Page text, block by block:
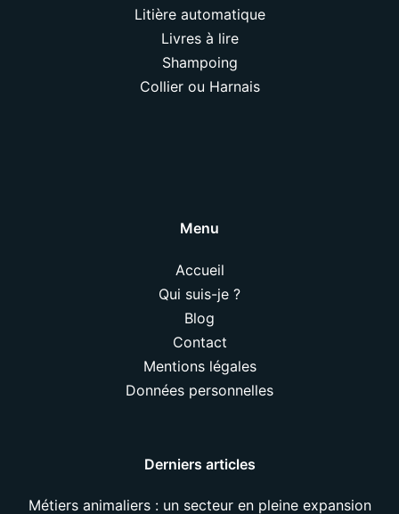
Litière automatique
Livres à lire
Shampoing
Collier ou Harnais
Menu
Accueil
Qui suis-je ?
Blog
Contact
Mentions légales
Données personnelles
Derniers articles
Métiers animaliers : un secteur en pleine expansion